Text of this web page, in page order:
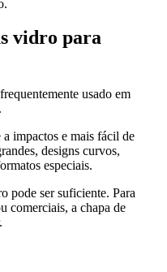
vidro para
usado em
impactos e mais fácil de
designs curvos,
especiais.
pode ser suficiente. Para
comerciais, a chapa de